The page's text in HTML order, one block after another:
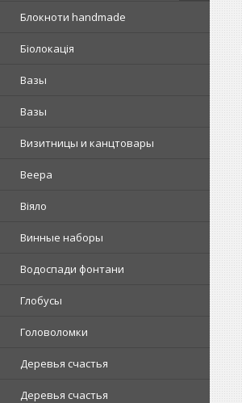
Блокноти handmade
Біолокація
Вазы
Вазы
Визитницы и канцтовары
Веера
Віяло
Винные наборы
Водоспади фонтани
Глобусы
Головоломки
Деревья счастья
Деревья счастья